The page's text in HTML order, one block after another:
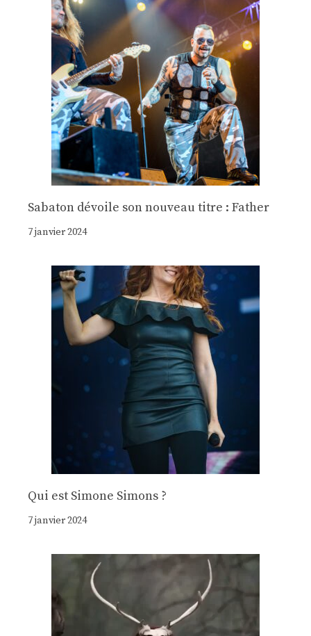
Sabaton dévoile son nouveau titre : Father
7 janvier 2024
Qui est Simone Simons ?
7 janvier 2024